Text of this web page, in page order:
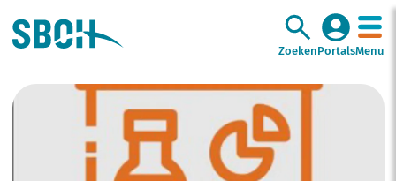
Zoeken PortalsMenu